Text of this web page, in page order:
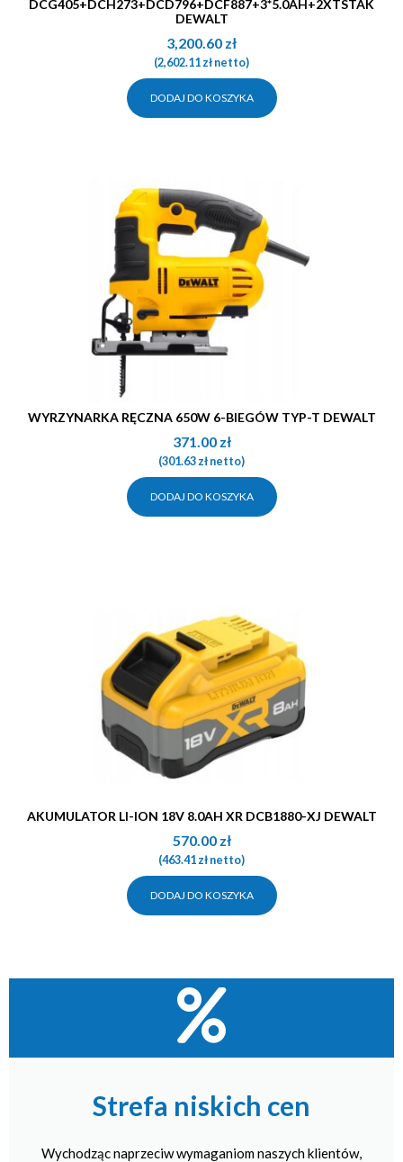
DCG405+DCH273+DCD796+DCF887+3*5.0AH+2XTSTAK
DEWALT
3,200.60 zł
(2,602.11złnetto)
DODAJ DO KOSZYKA
WYRZYNARKA RĘCZNA 650W 6-BIEGÓW TYP-T DEWALT
371.00 zł
(301.63złnetto)
DODAJ DO KOSZYKA
AKUMULATOR LI-ION 18V 8.0AH XR DCB1880-XJ DEWALT
570.00 zł
(463.41złnetto)
DODAJ DO KOSZYKA
Strefa niskich cen
Wychodząc naprzeciw wymaganiom naszych klientów,